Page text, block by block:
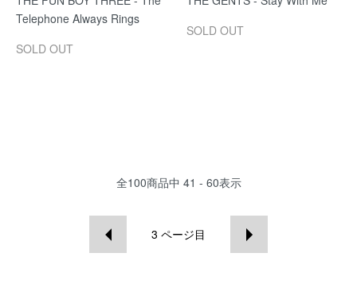
Telephone Always Rings
SOLD OUT
SOLD OUT
全100商品中 41 - 60表示
3 ページ目